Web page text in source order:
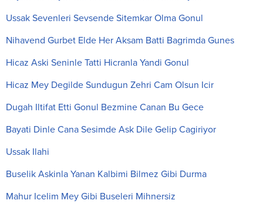
Ussak Sevenleri Sevsende Sitemkar Olma Gonul
Nihavend Gurbet Elde Her Aksam Batti Bagrimda Gunes
Hicaz Aski Seninle Tatti Hicranla Yandi Gonul
Hicaz Mey Degilde Sundugun Zehri Cam Olsun Icir
Dugah Iltifat Etti Gonul Bezmine Canan Bu Gece
Bayati Dinle Cana Sesimde Ask Dile Gelip Cagiriyor
Ussak Ilahi
Buselik Askinla Yanan Kalbimi Bilmez Gibi Durma
Mahur Icelim Mey Gibi Buseleri Mihnersiz